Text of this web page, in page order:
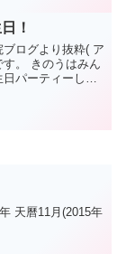
ズと結婚...
！
ログより抜粋( ア
。 きのうはみん
パーティーして
天曆11月(2015年